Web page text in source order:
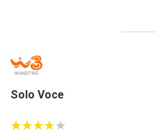
Solo Voce
★★★★★
★★★★★